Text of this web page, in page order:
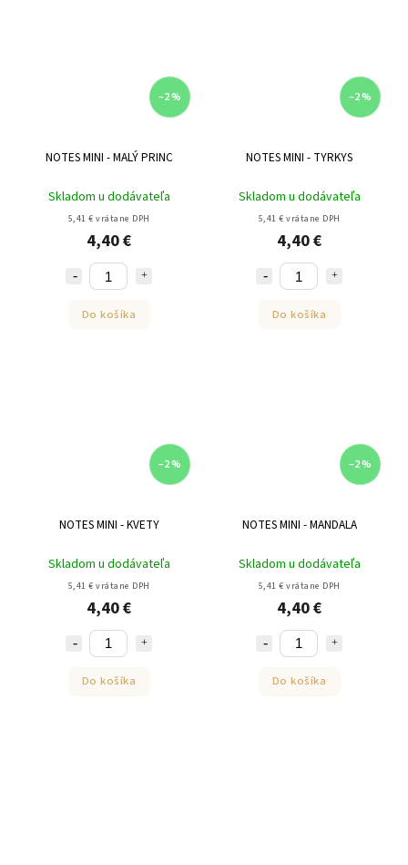
–2 %
NOTES MINI - MALÝ PRINC
Skladom u dodávateľa
5,41 € vrátane DPH
4,40 €
Do košíka
–2 %
NOTES MINI - TYRKYS
Skladom u dodávateľa
5,41 € vrátane DPH
4,40 €
Do košíka
–2 %
NOTES MINI - KVETY
Skladom u dodávateľa
5,41 € vrátane DPH
4,40 €
Do košíka
–2 %
NOTES MINI - MANDALA
Skladom u dodávateľa
5,41 € vrátane DPH
4,40 €
Do košíka